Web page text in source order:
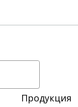
Продукция